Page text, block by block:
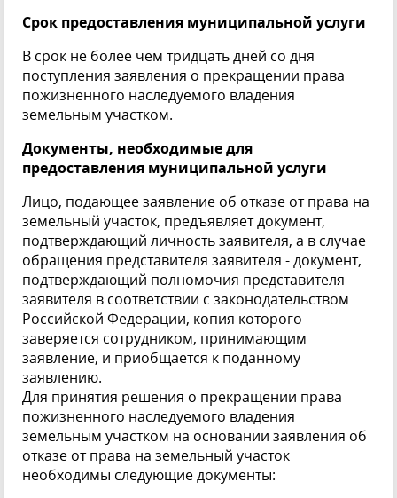
Срок предоставления муниципальной услуги
В срок не более чем тридцать дней со дня
поступления заявления о прекращении права
пожизненного наследуемого владения
земельным участком.
Документы, необходимые для
предоставления муниципальной услуги
Лицо, подающее заявление об отказе от права на
земельный участок, предъявляет документ,
подтверждающий личность заявителя, а в случае
обращения представителя заявителя - документ,
подтверждающий полномочия представителя
заявителя в соответствии с законодательством
Российской Федерации, копия которого
заверяется сотрудником, принимающим
заявление, и приобщается к поданному
заявлению.
Для принятия решения о прекращении права
пожизненного наследуемого владения
земельным участком на основании заявления об
отказе от права на земельный участок
необходимы следующие документы: